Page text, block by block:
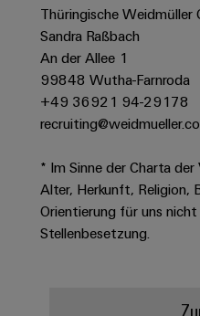
Wasseraufbereitung
&
Lösungen
für
die
und
Abwasserindustrie
Wasserstoff
Wasserstoff
Zubehör
Werkzeuge
Automaten
Software
Markierer
Industriedrucker
Thüringische Weidmüller
Sandra Raßbach
An der Allee 1
99848 Wutha-Farnroda
+49 36921 94-29178
* Im Sinne der Charta
Alter, Herkunft, Religion,
Orientierung für uns
Stellenbesetzung.